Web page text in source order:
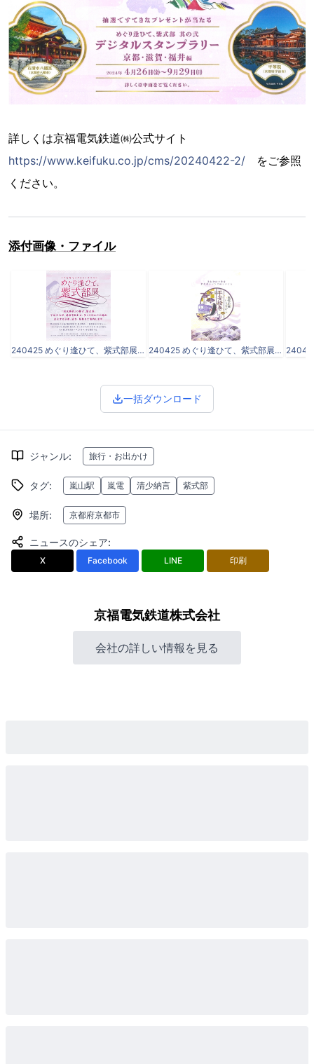
詳しくは京福電気鉄道㈱公式サイト
https://www.keifuku.co.jp/cms/20240422-2/ をご参照
ください。
添付画像・ファイル
240425 めぐり逢ひて、紫式部展⑤使用画像①イベントロゴ.jpeg 240425 めぐり逢ひて、紫式部展⑥使用画像②フリーきっぷ.jpg
一括ダウンロード
ジャンル: 旅行・お出かけ
タグ: 嵐山駅 嵐電 清少納言 紫式部
場所: 京都府京都市
ニュースのシェア:
X Facebook LINE 印刷
京福電気鉄道株式会社
会社の詳しい情報を見る